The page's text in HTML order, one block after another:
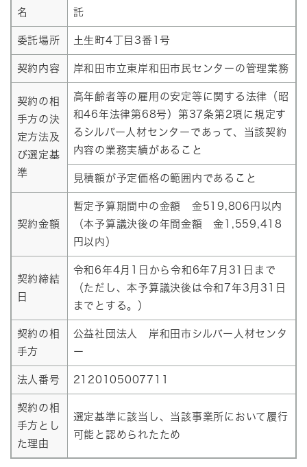
名
託
委託場所 土生町4丁目3番1号
契約内容 岸和田市立東岸和田市民センターの管理業務
契約の相
手方の決
定方法及
び選定基
準
高年齢者等の雇用の安定等に関する法律（昭
和46年法律第68号）第37条第2項に規定す
るシルバー人材センターであって、当該契約
内容の業務実績があること
見積額が予定価格の範囲内であること
契約金額
暫定予算期間中の金額 金519,806円以内
（本予算議決後の年間金額 金1,559,418
円以内）
契約締結
日
令和6年4月1日から令和6年7月31日まで
（ただし、本予算議決後は令和7年3月31日
までとする。）
契約の相
手方
公益社団法人 岸和田市シルバー人材センタ
ー
法人番号 2120105007711
契約の相
手方とし
た理由
選定基準に該当し、当該事業所において履行
可能と認められたため